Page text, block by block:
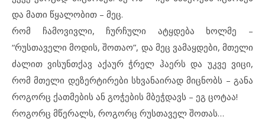
და მათი წყალობით – მეც.
რომ ჩამოვივლი, ჩურჩული ატყდება ხოლმე –
“რუსთაველი მოდის, შოთაო”, და მეც ვამაყდები, მთელი
ძალით ვისუნთქავ აქაურ ჭრელ ჰაერს და უკვე ვიცი,
რომ მთელი დეზერტირები სხვანაირად მიცნობს – განა
როგორც ქათმების ან გოჭების მბეჭდავს – ეგ ცოტაა!
როგორც მწერალს, როგორც რუსთაველ შოთას…